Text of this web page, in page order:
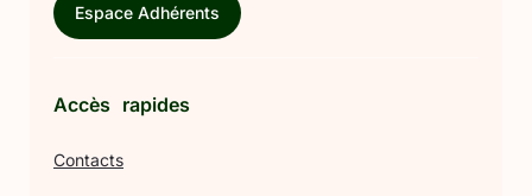
Espace Adhérents
Accès rapides
Contacts